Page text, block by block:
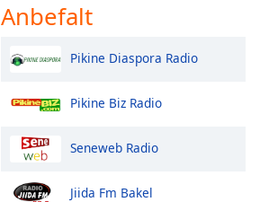
Anbefalt
Pikine Diaspora Radio
Pikine Biz Radio
Seneweb Radio
Jiida Fm Bakel